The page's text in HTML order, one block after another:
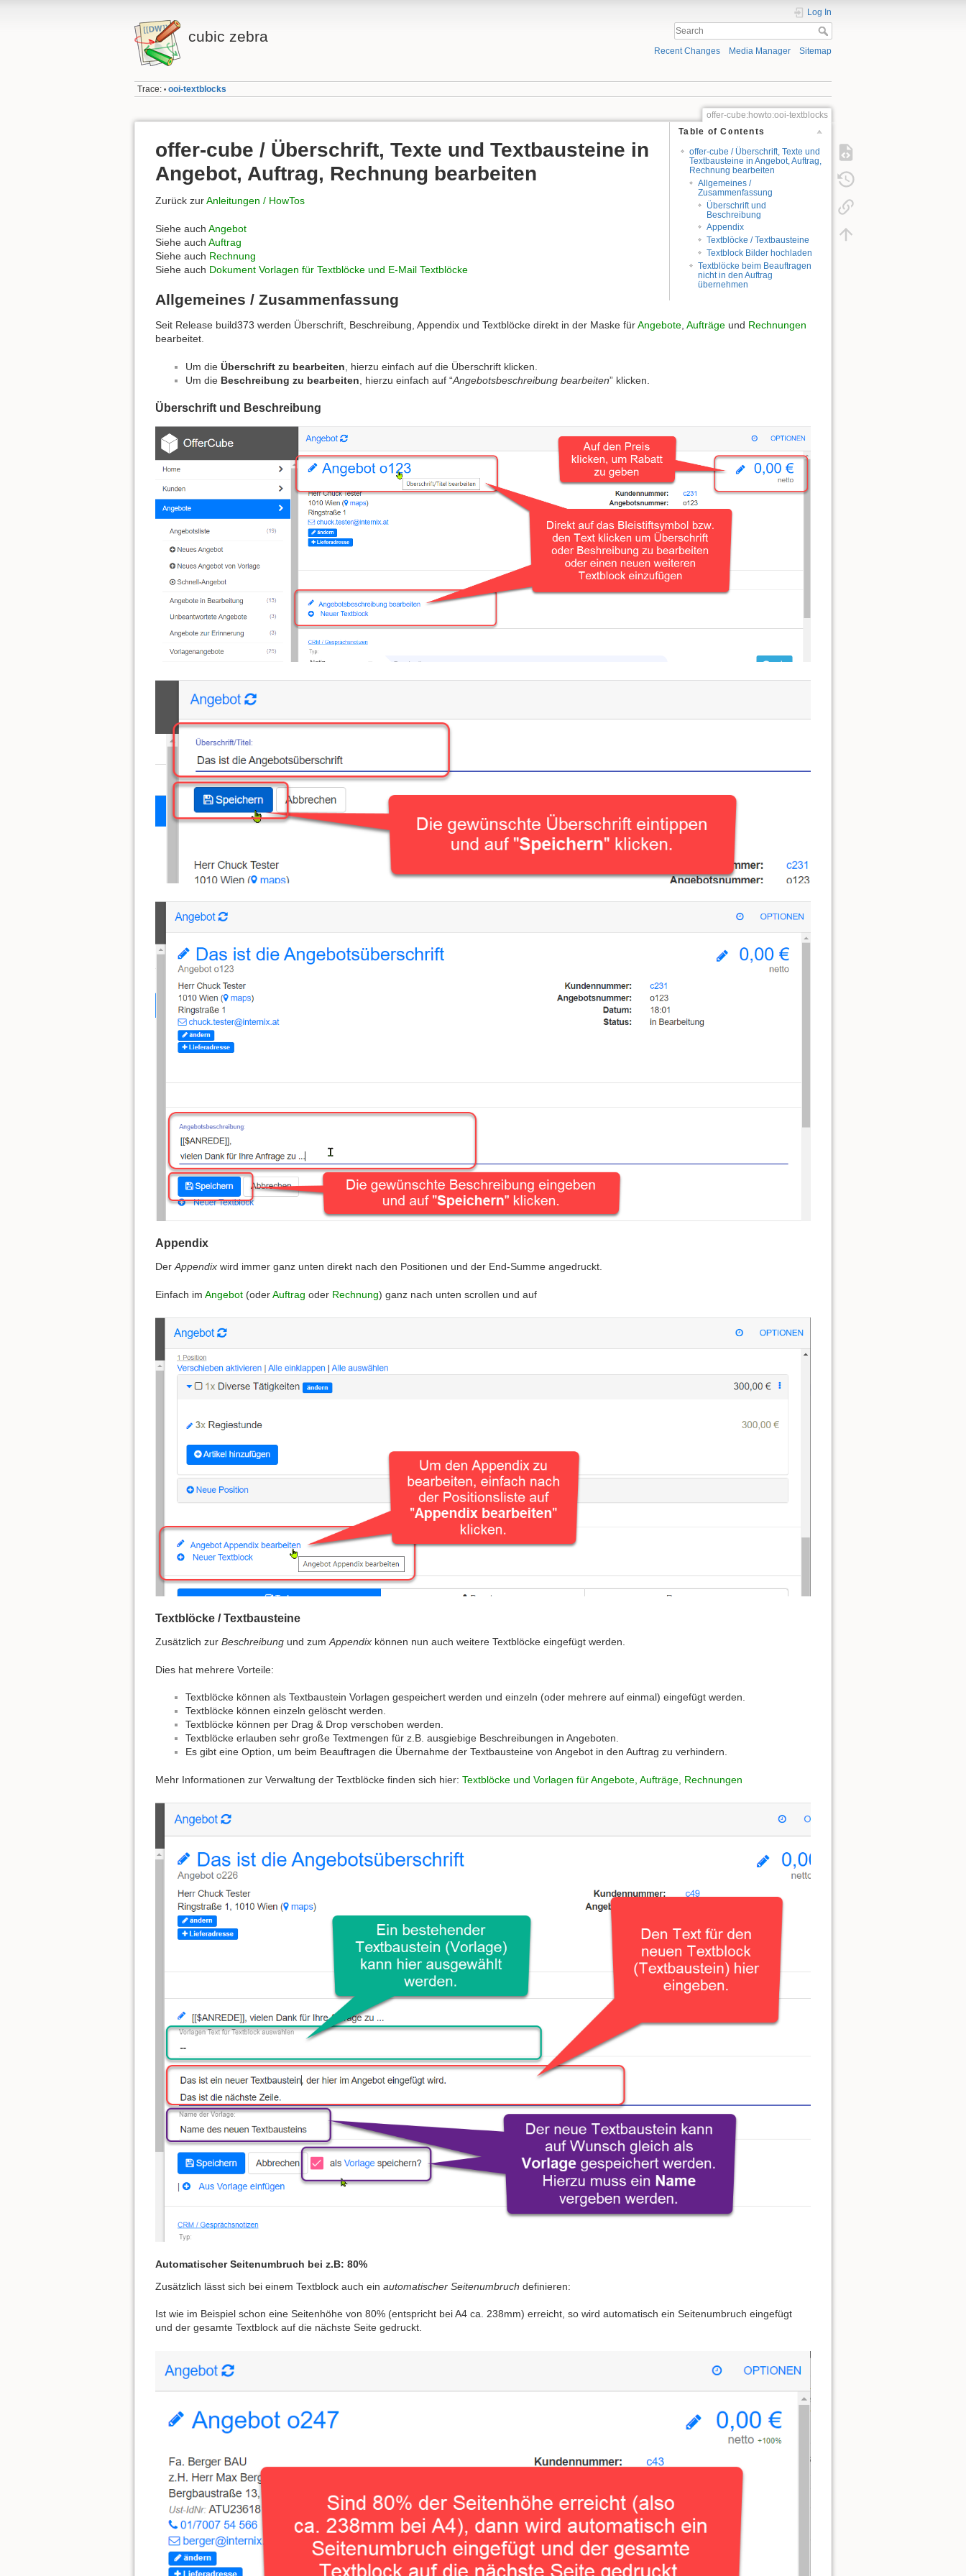
cubic zebra
Log In
Recent Changes Media Manager Sitemap
Trace: • ooi-textblocks
offer-cube:howto:ooi-textblocks
Table of Contents
offer-cube / Überschrift, Texte und
Textbausteine in Angebot, Auftrag,
Rechnung bearbeiten
Allgemeines /
Zusammenfassung
Überschrift und
Beschreibung
Appendix
Textblöcke / Textbausteine
Textblock Bilder hochladen
Textblöcke beim Beauftragen
nicht in den Auftrag
übernehmen
offer-cube / Überschrift, Texte und Textbausteine in
Angebot, Auftrag, Rechnung bearbeiten
Zurück zurAnleitungen / HowTos
Siehe auch Angebot
Siehe auch Auftrag
Siehe auch Rechnung
Siehe auch Dokument Vorlagen für Textblöcke und E-Mail Textblöcke
Allgemeines / Zusammenfassung
Seit Release build373 werden Überschrift, Beschreibung, Appendix und Textblöcke direkt in der Maske fürAngebote, Aufträge und Rechnungen
bearbeitet.
Um die Überschrift zu bearbeiten , hierzu einfach auf die Überschrift klicken.
Um die Beschreibung zu bearbeiten , hierzu einfach auf “Angebotsbeschreibung bearbeiten” klicken.
Überschrift und Beschreibung
Appendix
Der Appendix wird immer ganz unten direkt nach den Positionen und der End-Summe angedruckt.
Einfach im Angebot (oderAuftrag oder Rechnung) ganz nach unten scrollen und auf
Textblöcke / Textbausteine
Zusätzlich zur Beschreibung und zum Appendix können nun auch weitere Textblöcke eingefügt werden.
Dies hat mehrere Vorteile:
Textblöcke können als Textbaustein Vorlagen gespeichert werden und einzeln (oder mehrere auf einmal) eingefügt werden.
Textblöcke können einzeln gelöscht werden.
Textblöcke können per Drag & Drop verschoben werden.
Textblöcke erlauben sehr große Textmengen für z.B. ausgiebige Beschreibungen in Angeboten.
Es gibt eine Option, um beim Beauftragen die Übernahme der Textbausteine von Angebot in den Auftrag zu verhindern.
Mehr Informationen zur Verwaltung der Textblöcke finden sich hier: Textblöcke und Vorlagen für Angebote, Aufträge, Rechnungen
Automatischer Seitenumbruch bei z.B: 80%
Zusätzlich lässt sich bei einem Textblock auch ein automatischer Seitenumbruch definieren:
Ist wie im Beispiel schon eine Seitenhöhe von 80% (entspricht bei A4 ca. 238mm) erreicht, so wird automatisch ein Seitenumbruch eingefügt
und der gesamte Textblock auf die nächste Seite gedruckt.